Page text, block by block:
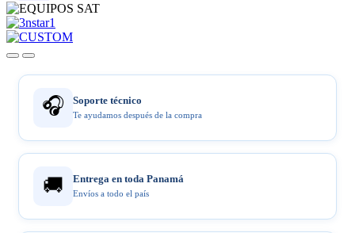
🎧 Soporte técnico
Te ayudamos después de la compra
🚚 Entrega en toda Panamá
Envíos a todo el país